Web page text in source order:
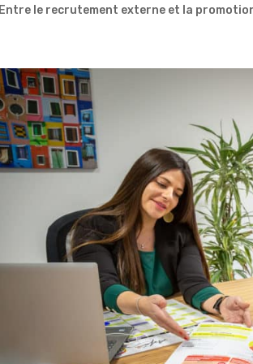
Entre le recrutement externe et la